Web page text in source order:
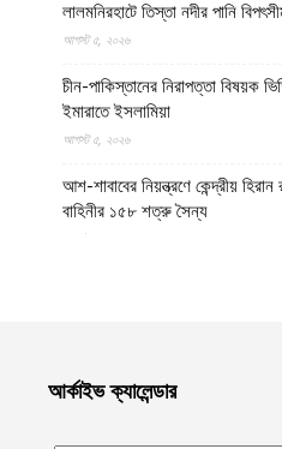
লালমনিরহাটে তিস্তা নদীর পানি
আগস্ট ৫, ২০২৬
চীন-পাকিস্তানের নিরাপত্তা বিষয়ক
ইমারাতে ইসলামিয়া
আগস্ট ৫, ২০২৬
আশ-শাবাবের নিয়ন্ত্রণে কেন্দ্রীয়
বাহিনীর ১৫৮ শত্রু সৈন্য
আগস্ট ৫, ২০২৬
ঢাকেশ্বরী মন্দিরে সমকামী বিয়ের
বিশিষ্ট নাগরিকের বিবৃতি
আর্কাইভ ক্যালেন্ডার